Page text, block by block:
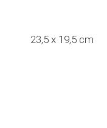
23,5 x 19,5 cm